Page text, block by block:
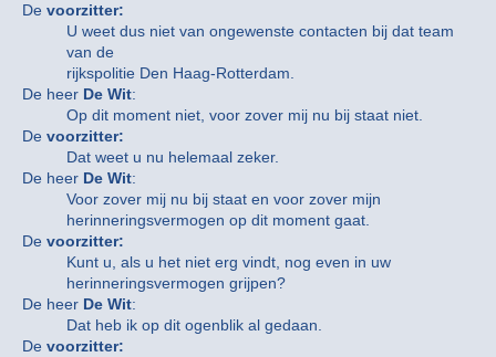
De voorzitter:
U weet dus niet van ongewenste contacten bij dat team
van de
rijkspolitie Den Haag-Rotterdam.
De heer De Wit:
Op dit moment niet, voor zover mij nu bij staat niet.
De voorzitter:
Dat weet u nu helemaal zeker.
De heer De Wit:
Voor zover mij nu bij staat en voor zover mijn
herinneringsvermogen op dit moment gaat.
De voorzitter:
Kunt u, als u het niet erg vindt, nog even in uw
herinneringsvermogen grijpen?
De heer De Wit:
Dat heb ik op dit ogenblik al gedaan.
De voorzitter: